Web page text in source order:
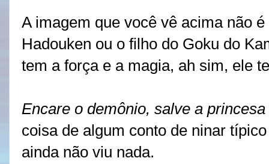
A imagem que você vê acima não
Hadouken ou o filho do Goku do
tem a força e a magia, ah sim, ele
Encare o demônio, salve a
coisa de algum conto de ninar
ainda não viu nada.